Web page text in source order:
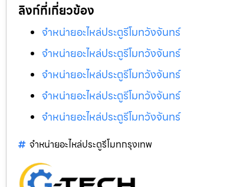
ลิงก์ที่เกี่ยวข้อง
จำหน่ายอะไหล่ประตูรีโมทวังจันทร์
จำหน่ายอะไหล่ประตูรีโมทวังจันทร์
จำหน่ายอะไหล่ประตูรีโมทวังจันทร์
จำหน่ายอะไหล่ประตูรีโมทวังจันทร์
จำหน่ายอะไหล่ประตูรีโมทวังจันทร์
จำหน่ายอะไหล่ประตูรีโมทกรุงเทพ